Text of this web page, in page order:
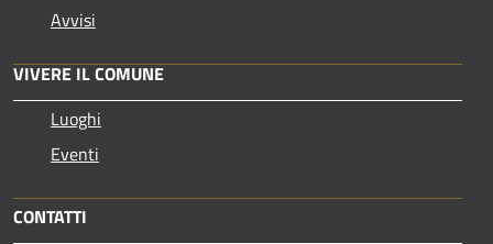
Avvisi
VIVERE IL COMUNE
Luoghi
Eventi
CONTATTI